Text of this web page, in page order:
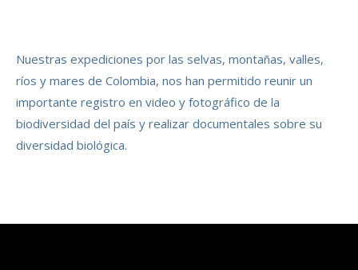
Nuestras expediciones por las selvas, montañas, valles,
ríos y mares de Colombia, nos han permitido reunir un
importante registro en video y fotográfico de la
biodiversidad del país y realizar documentales sobre su
diversidad biológica.